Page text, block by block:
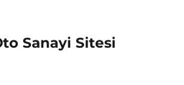
Sanayi Sitesi